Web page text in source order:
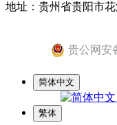
地址：贵州省贵阳市
贵公网安
简体中文
繁体